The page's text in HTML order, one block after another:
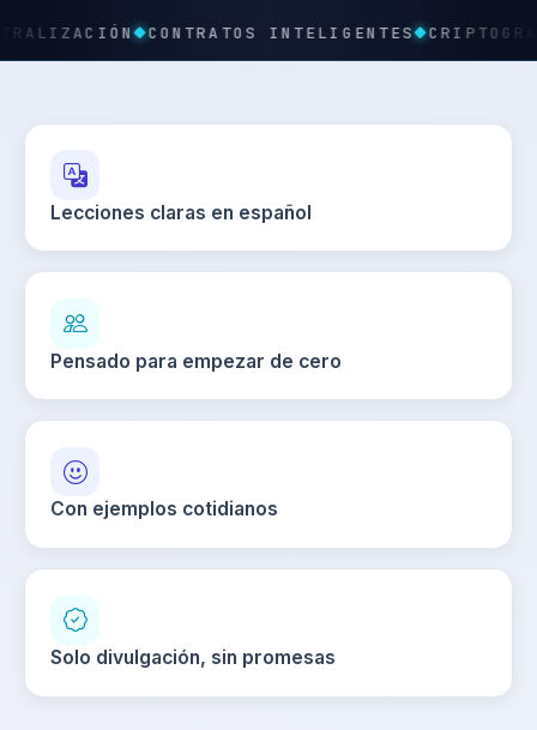
CONTRATOS INTELIGENTES CRIPTOGRAFÍA
Lecciones claras en español
Pensado para empezar de cero
Con ejemplos cotidianos
Solo divulgación, sin promesas